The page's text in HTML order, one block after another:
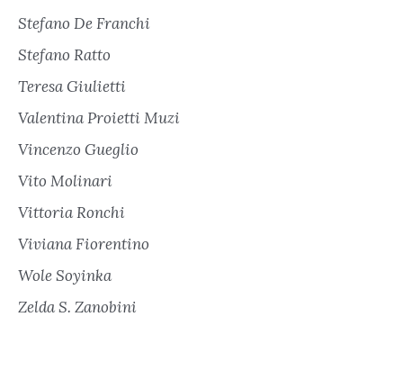
Stefano De Franchi
Stefano Ratto
Teresa Giulietti
Valentina Proietti Muzi
Vincenzo Gueglio
Vito Molinari
Vittoria Ronchi
Viviana Fiorentino
Wole Soyinka
Zelda S. Zanobini